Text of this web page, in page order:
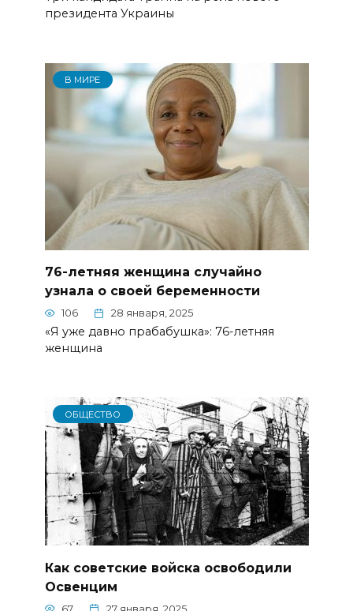
президента Украины
В МИРЕ
76-летняя женщина случайно
узнала о своей беременности
106 28 января, 2025
«Я уже давно прабабушка»: 76-летняя
женщина
ОБЩЕСТВО
Как советские войска освободили
Освенцим